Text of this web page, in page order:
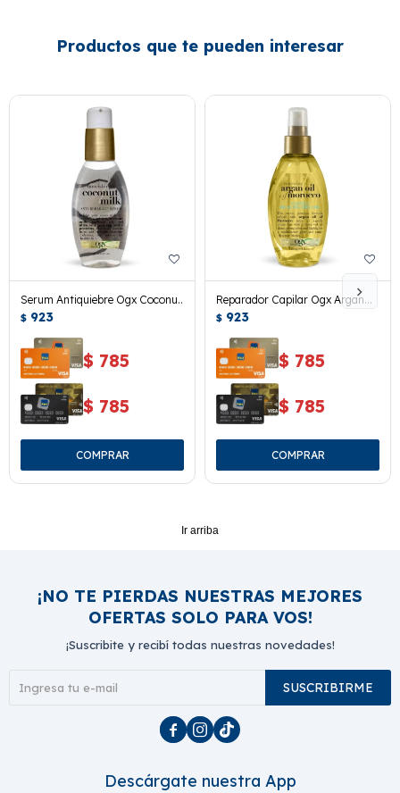
Productos que te pueden interesar
Serum Antiquiebre Ogx Coconut
Milk 118 Ml.
$ 923
$ 785
$ 785
Reparador Capilar Ogx Argan
Oil Of Morocco 118 Ml.
$ 923
$ 785
$ 785
Ir arriba
¡NO TE PIERDAS NUESTRAS MEJORES
OFERTAS SOLO PARA VOS!
¡Suscribite y recibí todas nuestras novedades!
SUSCRIBIRME
  
Descárgate nuestra App